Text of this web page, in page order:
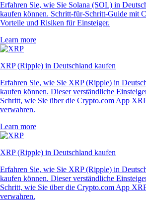
Erfahren Sie, wie Sie Solana (SOL) in
kaufen können. Schritt-für-Schritt-Guide mit
Vorteile und Risiken für Einsteiger.
Learn more
XRP (Ripple) in Deutschland kaufen
Erfahren Sie, wie Sie XRP (Ripple) in
kaufen können. Dieser verständliche
Schritt, wie Sie über die Crypto.com App
verwahren.
Learn more
XRP (Ripple) in Deutschland kaufen
Erfahren Sie, wie Sie XRP (Ripple) in
kaufen können. Dieser verständliche
Schritt, wie Sie über die Crypto.com App
verwahren.